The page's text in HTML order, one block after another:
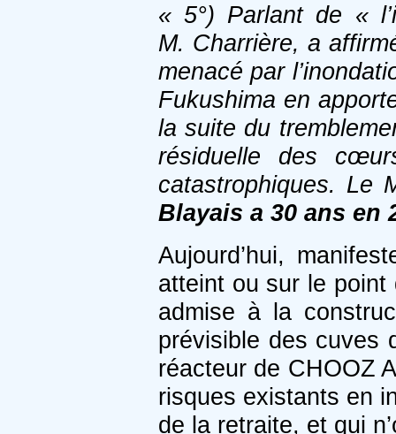
« 5°) Parlant de «
M. Charrière, a
menacé par
Fukushima en
la suite du
résiduelle des
catastrophiques. Le
Blayais a 30 ans en
Aujourd’hui,
atteint ou sur le point
admise à la
prévisible des cuves
réacteur de CHOOZ
risques existants en
de la retraite, et qui